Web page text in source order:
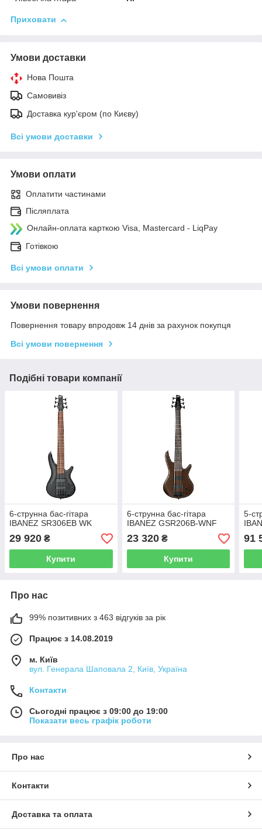
Приховати
Умови доставки
Нова Пошта
Самовивіз
Доставка кур'єром (по Києву)
Всі умови доставки
Умови оплати
Оплатити частинами
Післяплата
Онлайн-оплата карткою Visa, Mastercard - LiqPay
Готівкою
Всі умови оплати
Умови повернення
Повернення товару впродовж 14 днів за рахунок покупця
Всі умови повернення
Подібні товари компанії
6-струнна бас-гітара
IBANEZ SR306EB WK
29 920 ₴
Купити
6-струнна бас-гітара
IBANEZ GSR206B-WNF
23 320₴
Купити
5-
91
Про нас
99% позитивних з 463 відгуків за рік
Працює з 14.08.2019
м. Київ
вул. Генерала Шаповала 2, Київ, Україна
Контакти
Сьогодні працює з 09:00 до 19:00
Показати весь графік роботи
Про нас
Контакти
Доставка та оплата